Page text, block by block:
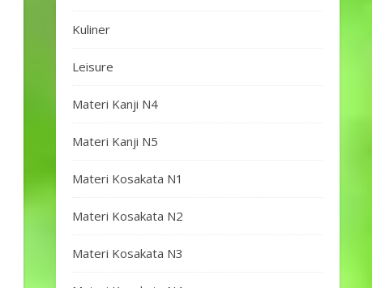
Kuliner
Leisure
Materi Kanji N4
Materi Kanji N5
Materi Kosakata N1
Materi Kosakata N2
Materi Kosakata N3